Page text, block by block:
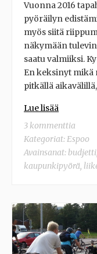
Vuonna 2016
pyöräilyn
myös siitä
näkymään
saatu valmiiksi.
En keksinyt mikä
pitkällä
Lue lisää
3 kommenttia
Kategoriat:Espoo
Avainsanat: budjetti,
kaupunkipyörä,